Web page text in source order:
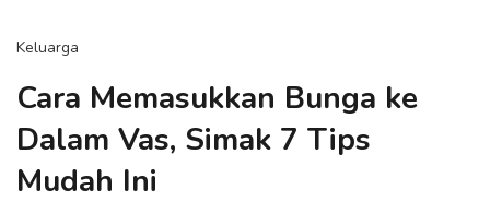
Keluarga
Cara Memasukkan Bunga ke
Dalam Vas, Simak 7 Tips
Mudah Ini